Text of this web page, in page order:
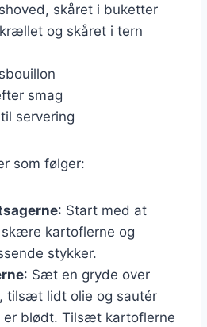
skåret i buketter
og skåret i tern
smag
servering
som følger:
: Start med at
kartoflerne og
stykker.
: Sæt en gryde over
tilsæt lidt olie og sautér
er blødt. Tilsæt kartoflerne